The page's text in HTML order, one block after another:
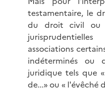
testamentaire, le
du droit civil ou
associations
indéterminés ou
juridique tels que
de...» ou « l'évêché